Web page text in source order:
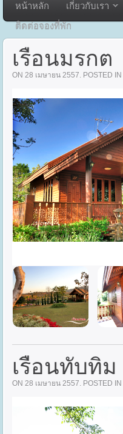
หน้าหลัก เกี่ยวกับเรา
ติดต่อจองที่พัก
เรือนมรกต
ON 28 เมษายน 2557. POSTED IN
เรือนทับทิม
ON 28 เมษายน 2557. POSTED IN